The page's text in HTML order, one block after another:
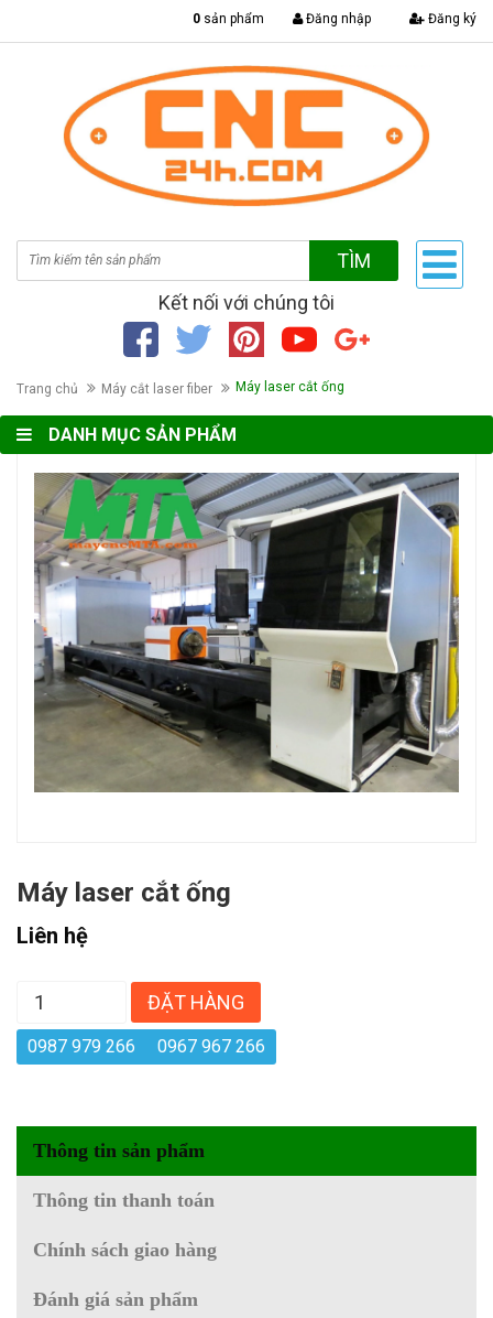
0 sản phẩm Đăng nhập Đăng ký
TÌM
Kết nối với chúng tôi
Trang chủ Máy cắt laser fiber Máy laser cắt ống
DANH MỤC SẢN PHẨM
Máy laser cắt ống
Liên hệ
ĐẶT HÀNG
0987 979 266 0967 967 266
Thông tin sản phẩm
Thông tin thanh toán
Chính sách giao hàng
Đánh giá sản phẩm